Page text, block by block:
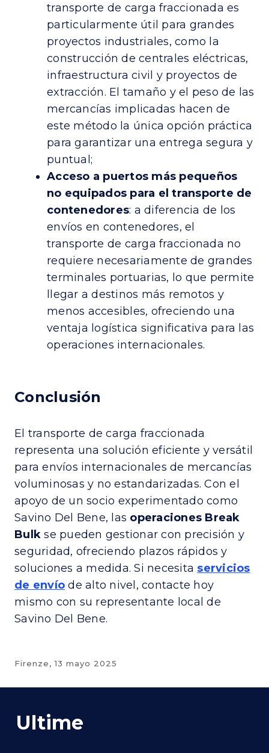
transporte de carga fraccionada es
particularmente útil para grandes
proyectos industriales, como la
construcción de centrales eléctricas,
infraestructura civil y proyectos de
extracción. El tamaño y el peso de las
mercancías implicadas hacen de
este método la única opción práctica
para garantizar una entrega segura y
puntual;
Acceso a puertos más pequeños
no equipados para el transporte de
contenedores: a diferencia de los
envíos en contenedores, el
transporte de carga fraccionada no
requiere necesariamente de grandes
terminales portuarias, lo que permite
llegar a destinos más remotos y
menos accesibles, ofreciendo una
ventaja logística significativa para las
operaciones internacionales.
Conclusión
El transporte de carga fraccionada
representa una solución eficiente y versátil
para envíos internacionales de mercancías
voluminosas y no estandarizadas. Con el
apoyo de un socio experimentado como
Savino Del Bene, las operaciones Break
Bulk se pueden gestionar con precisión y
seguridad, ofreciendo plazos rápidos y
soluciones a medida. Si necesita servicios
de envío de alto nivel, contacte hoy
mismo con su representante local de
Savino Del Bene.
Firenze,13 mayo 2025
Ultime